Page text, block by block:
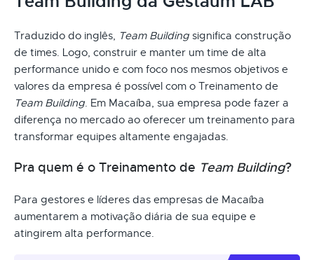
Traduzido do inglês, Team Building significa construção
de times. Logo, construir e manter um time de alta
performance unido e com foco nos mesmos objetivos e
valores da empresa é possível com o Treinamento de
Team Building. Em Macaíba, sua empresa pode fazer a
diferença no mercado ao oferecer um treinamento para
transformar equipes altamente engajadas.
Pra quem é o Treinamento de Team Building?
Para gestores e líderes das empresas de Macaíba
aumentarem a motivação diária de sua equipe e
atingirem alta performance.